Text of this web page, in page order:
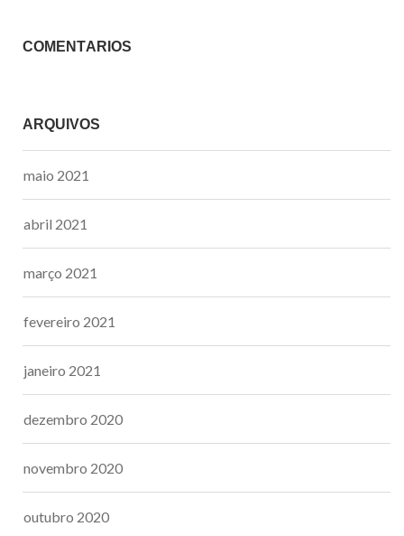
COMENTÁRIOS
ARQUIVOS
maio 2021
abril 2021
março 2021
fevereiro 2021
janeiro 2021
dezembro 2020
novembro 2020
outubro 2020